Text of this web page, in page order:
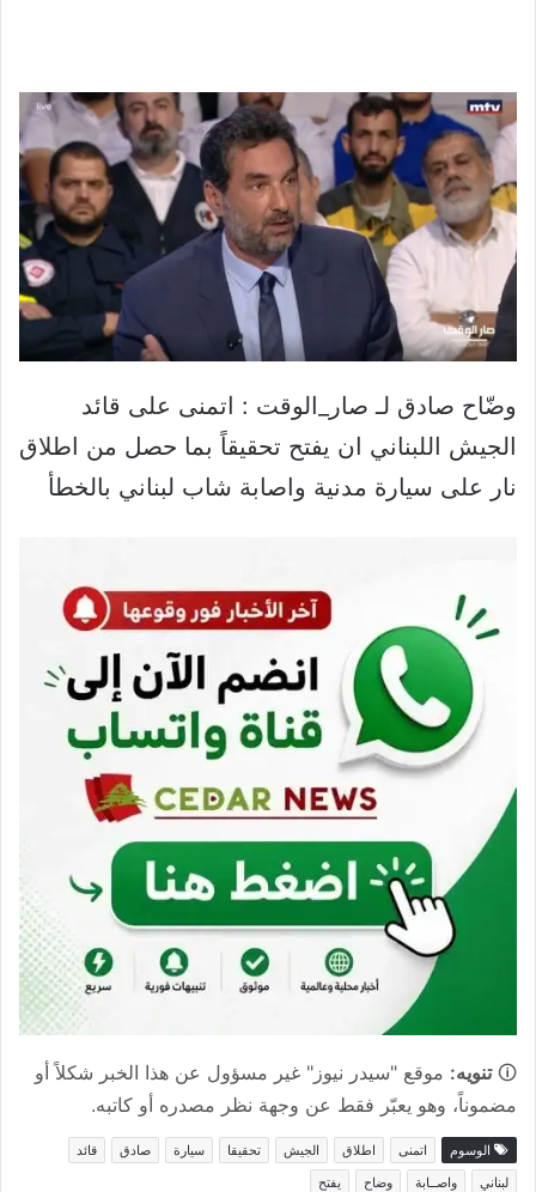
وضّاح صادق لـ ⁧‫صار_الوقت‬⁩ : اتمنى على قائد
الجيش اللبناني ان يفتح تحقيقاً بما حصل من اطلاق
نار على سيارة مدنية واصابة شاب لبناني بالخطأ
🛈تنويه: موقع "سيدر نيوز" غير مسؤول عن هذا الخبر شكلاً أو
مضموناً، وهو يعبّر فقط عن وجهة نظر مصدره أو كاتبه.
الوسوم اتمنى اطلاق الجيش تحقيقا سيارة صادق
قائد
لبناني
واصــابة وضاح يفتح